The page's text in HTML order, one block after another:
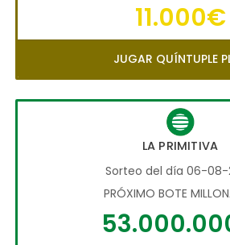
11.000€
JUGAR QUÍNTUPLE
LA PRIMITIVA
Sorteo del día 06-08-
PRÓXIMO BOTE